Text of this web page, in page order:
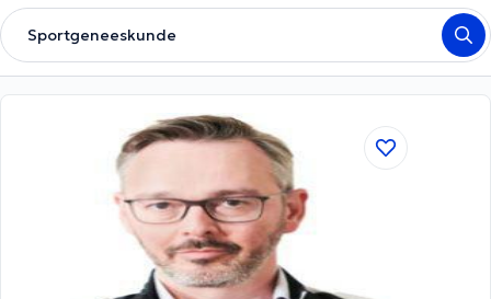
Sportgeneeskunde